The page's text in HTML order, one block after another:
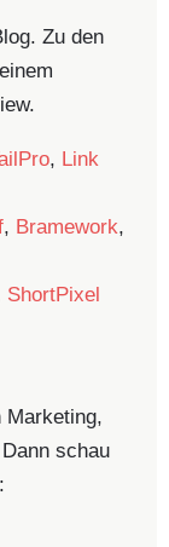
Zu den
, Link
, Bramework,
ShortPixel
Marketing,
schau